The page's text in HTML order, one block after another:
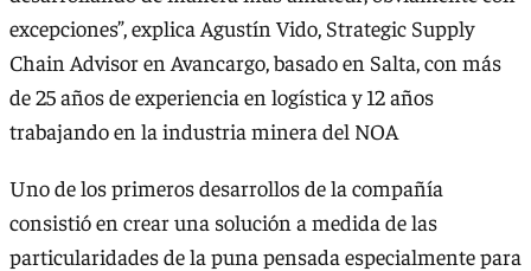
excepciones”, explica Agustín Vido, Strategic Supply
Chain Advisor en Avancargo, basado en Salta, con más
de 25 años de experiencia en logística y 12 años
trabajando en la industria minera del NOA
Uno de los primeros desarrollos de la compañía
consistió en crear una solución a medida de las
particularidades de la puna pensada especialmente para